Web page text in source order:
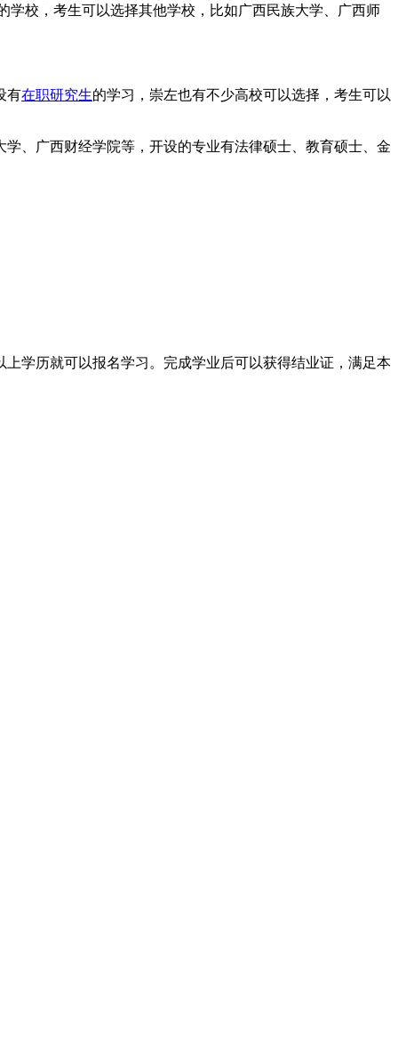
校，考生可以选择其他学校，比如广西民族大学、广西师
有在职研究生的学习，崇左也有不少高校可以选择，考生可以
、广西财经学院等，开设的专业有法律硕士、教育硕士、金
学历就可以报名学习。完成学业后可以获得结业证，满足本